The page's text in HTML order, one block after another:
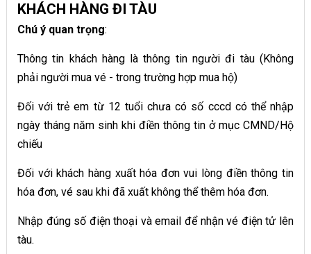
KHÁCH HÀNG ĐI TÀU
Chú ý quan trọng:
Thông tin khách hàng là thông tin người đi tàu (Không
phải người mua vé - trong trường hợp mua hộ)
Đối với trẻ em từ 12 tuổi chưa có số cccd có thể nhập
ngày tháng năm sinh khi điền thông tin ở mục CMND/Hộ
chiếu
Đối với khách hàng xuất hóa đơn vui lòng điền thông tin
hóa đơn, vé sau khi đã xuất không thể thêm hóa đơn.
Nhập đúng số điện thoại và email để nhận vé điện tử lên
tàu.